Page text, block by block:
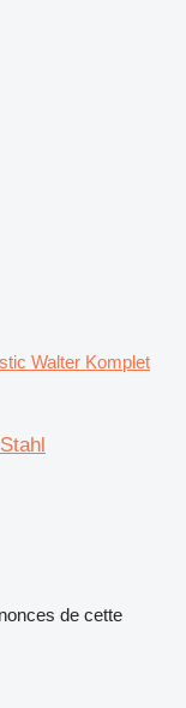
Walter Komplet
de cette